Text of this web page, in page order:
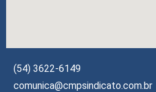
(54) 3622-6149
comunica@cmpsindicato.com.br